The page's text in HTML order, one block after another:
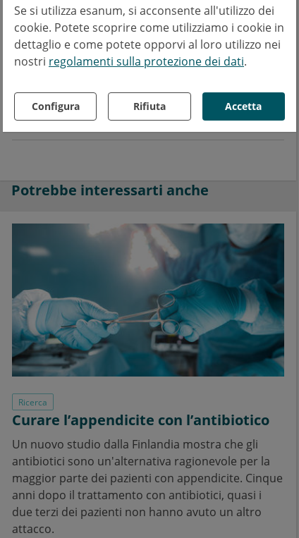
Se si utilizza esanum, si acconsente all'utilizzo dei
cookie. Potete scoprire come utilizziamo i cookie in
dettaglio e come potete opporvi al loro utilizzo nei
nostri regolamenti sulla protezione dei dati.
Configura Rifiuta Accetta
Dott.Amedeo Cutuli
Copyrights
Foto: AdobeStock
chanawit
Facebook
Twitter LinkedIn
Potrebbe interessarti anche
Ricerca
Curare l’appendicite con l’antibiotico
Un nuovo studio dalla Finlandia mostra che gli
antibiotici sono un'alternativa ragionevole per la
maggior parte dei pazienti con appendicite. Cinque
anni dopo il trattamento con antibiotici, quasi i
due terzi dei pazienti non hanno avuto un altro
attacco.